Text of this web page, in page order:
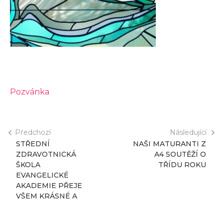
Pozvánka
Předchozí
STŘEDNÍ
ZDRAVOTNICKÁ
ŠKOLA
EVANGELICKÉ
AKADEMIE PŘEJE
VŠEM KRÁSNÉ A
Následující
NAŠI MATURANTI Z
A4 SOUTĚŽÍ O
TŘÍDU ROKU